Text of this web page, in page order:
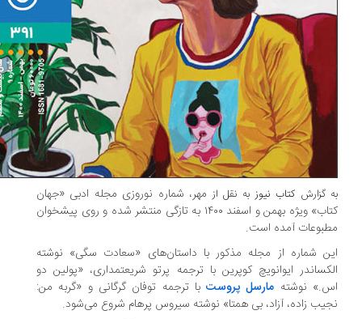
گزارش کتاب نیوز به نقل ازمهر، شماره نوروزی مجله ادبی «جهان
کتاب» ویژه بهمن و اسفند ۱۴۰۰ به تازگی منتشر شده و روی پیشخوان
آمده است.
شماره از مجله مذکور با داستان‌های «سعادت سگی» نوشته
ایوانویچ کوپرین با ترجمه پرتو شریعتمداری، «پولین دو
نوشتهمارسل پروستبا ترجمه توفان گرگانی و «گربه من:
زاده، آزاد، بی همتا» نوشته سیروس پرهام شروع می‌شود.